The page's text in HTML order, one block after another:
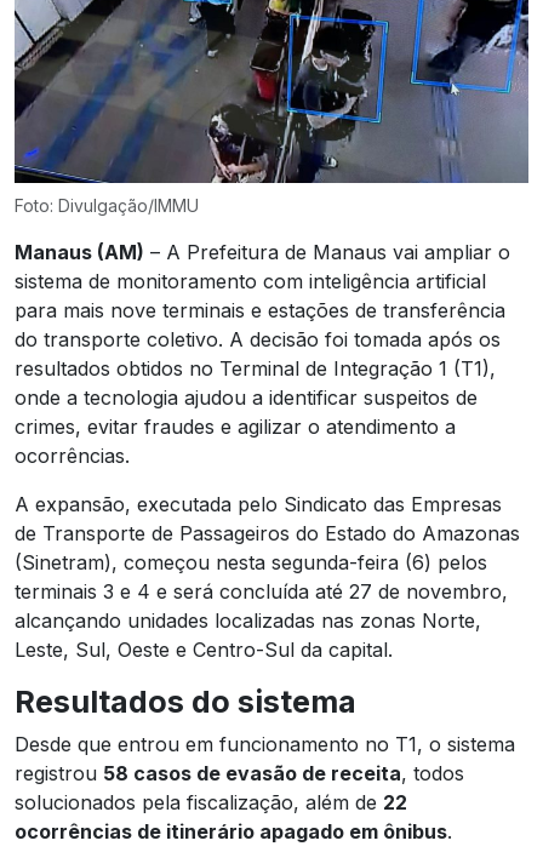
Foto: Divulgação/IMMU
Manaus (AM) – A Prefeitura de Manaus vai ampliar o
sistema de monitoramento com inteligência artificial
para mais nove terminais e estações de transferência
do transporte coletivo. A decisão foi tomada após os
resultados obtidos no Terminal de Integração 1 (T1),
onde a tecnologia ajudou a identificar suspeitos de
crimes, evitar fraudes e agilizar o atendimento a
ocorrências.
A expansão, executada pelo Sindicato das Empresas
de Transporte de Passageiros do Estado do Amazonas
(Sinetram), começou nesta segunda-feira (6) pelos
terminais 3 e 4 e será concluída até 27 de novembro,
alcançando unidades localizadas nas zonas Norte,
Leste, Sul, Oeste e Centro-Sul da capital.
Resultados do sistema
Desde que entrou em funcionamento no T1, o sistema
registrou 58 casos de evasão de receita, todos
solucionados pela fiscalização, além de 22
ocorrências de itinerário apagado em ônibus.